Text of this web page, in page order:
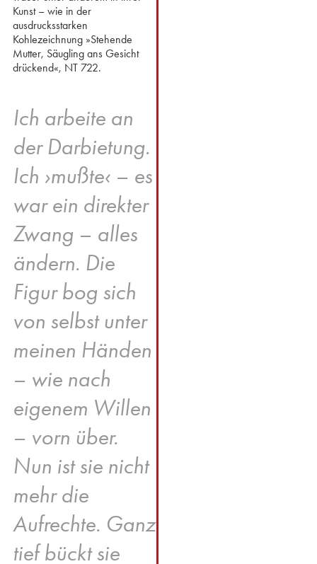
Kunst – wie in der
ausdrucksstarken
Kohlezeichnung »Stehende
Mutter, Säugling ans Gesicht
drückend«, NT 722.
Ich arbeite an
der Darbietung.
Ich ›mußte‹ – es
war ein direkter
Zwang – alles
ändern. Die
Figur bog sich
von selbst unter
meinen Händen
– wie nach
eigenem Willen
– vorn über.
Nun ist sie nicht
mehr die
Aufrechte. Ganz
tief bückt sie